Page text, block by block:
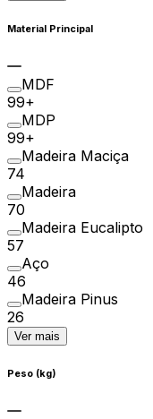
Material Principal
MDF
99+
MDP
99+
Madeira Maciça
74
Madeira
70
Madeira Eucalipto
57
Aço
46
Madeira Pinus
26
Ver mais
Peso (kg)